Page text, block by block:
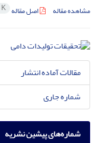
مشاهده مقاله اصل مقاله
مقالات آماده انتشار
شماره جاری
شماره‌های پیشین نشریه